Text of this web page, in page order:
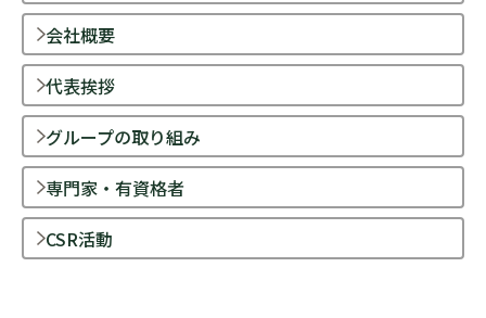
会社概要
代表挨拶
グループの取り組み
専門家・有資格者
CSR活動